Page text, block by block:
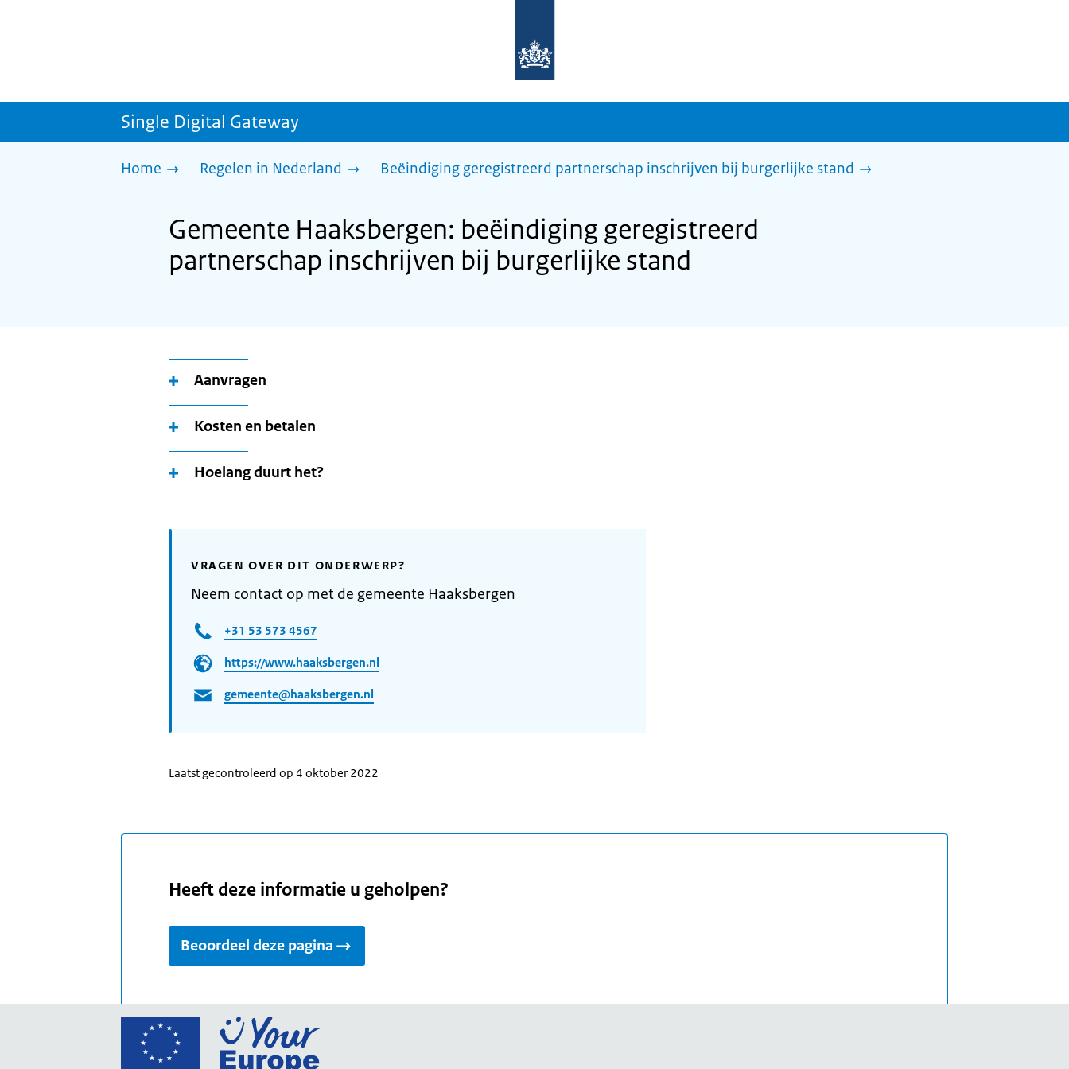
homepage
sdg.rijksoverheid.nl
Single Digital Gateway
Home Regelen in Nederland Beëindiging geregistreerd partnerschap inschrijven bij burgerlijke stand
Gemeente Haaksbergen: beëindiging geregistreerd
partnerschap inschrijven bij burgerlijke stand
Aanvragen
Kosten en betalen
Hoelang duurt het?
VRAGEN OVER DIT ONDERWERP?
Neem contact op met de gemeente Haaksbergen
+31 53 573 4567
https://www.haaksbergen.nl
gemeente@haaksbergen.nl
Laatst gecontroleerd op 4 oktober 2022
Heeft deze informatie u geholpen?
Beoordeel deze pagina
Ga